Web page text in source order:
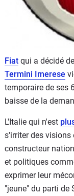
Fiat qui a décidé de
Termini Imerese
temporaire de ses
baisse de la
L'Italie qui n'est
s'irriter des visions
constructeur
et politiques
exprimer leur
"jeune" du parti de